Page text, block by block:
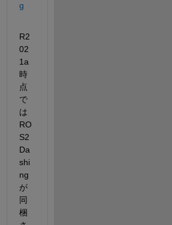
g
R2
02
1a
時
点
で
は
RO
S2
Da
shi
ng
が
同
梱